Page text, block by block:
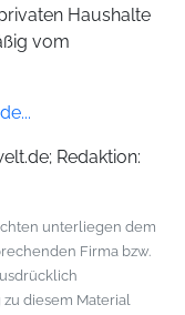
Haushalte
vom
Redaktion:
unterliegen dem
Firma bzw.
diesem Material